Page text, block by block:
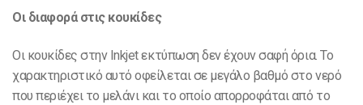
Οι διαφορά στις κουκίδες
Οι κουκίδες στην Inkjet εκτύπωση δεν έχουν σαφή όρια. Το
χαρακτηριστικό αυτό οφείλεται σε μεγάλο βαθμό στο νερό
που περιέχει το μελάνι και το οποίο απορροφάται από το